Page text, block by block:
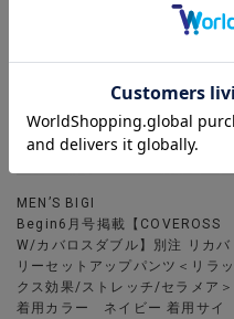
MEN’S BIGI
Begin6月号掲載【COVEROSS
W/カバロスダブル】別注 リカバ
リーセットアップパンツ＜リラッ
クス効果/ストレッチ/セラメア＞
着用カラー ネイビー 着用サイ